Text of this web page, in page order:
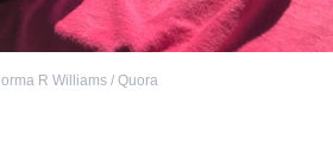
R Williams / Quora